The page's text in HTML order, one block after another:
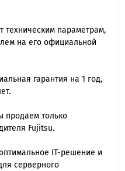
техническим параметрам,
на его официальной
гарантия на 1 год,
продаем только
Fujitsu.
IT-решение и
серверного